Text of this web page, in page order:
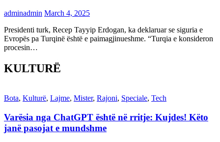
adminadmin March 4, 2025
Presidenti turk, Recep Tayyip Erdogan, ka deklaruar se siguria e
Evropës pa Turqinë është e paimagjinueshme. “Turqia e konsideron
procesin…
KULTURË
Bota, Kulturë, Lajme, Mister, Rajoni, Speciale, Tech
Varësia nga ChatGPT është në rritje: Kujdes! Këto
janë pasojat e mundshme